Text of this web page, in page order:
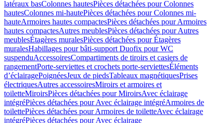
latéraux basColonnes hautesPièces détachées pour Colonnes
hautesColonnes mi-hautePièces détachées pour Colonnes mi-
hauteArmoires hautes compactesPièces détachées pour Armoires
hautes compactesAutres meublesPièces détachées pour Autres
meublesÉtagères muralesPièces détachées pour Étagères
muralesHabillages pour bâti-support Duofix pour WC
suspenduAccessoiresCompartiments de tiroirs et casiers de
rangementPorte-serviettes et crochets porte-serviettesÉléments
d’éclairagePoignéesJeux de piedsTableaux magnétiquesPrises
électriquesAutres accessoiresMiroirs et armoires et
toiletteMiroirsPièces détachées pour MiroirsAvec éclairage
intégréPièces détachées pour Avec éclairage intégréArmoires de
toilettePièces détachées pour Armoires de toiletteAvec éclairage
intégréPièces détachées pour Avec éclairage